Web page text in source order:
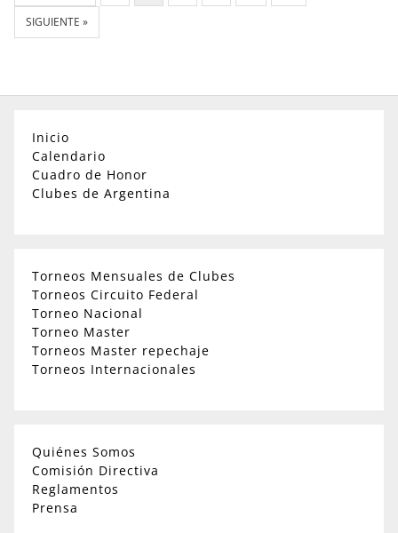
SIGUIENTE »
Inicio
Calendario
Cuadro de Honor
Clubes de Argentina
Torneos Mensuales de Clubes
Torneos Circuito Federal
Torneo Nacional
Torneo Master
Torneos Master repechaje
Torneos Internacionales
Quiénes Somos
Comisión Directiva
Reglamentos
Prensa